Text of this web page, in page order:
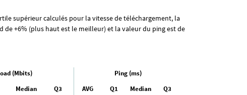
supérieur calculés pour la vitesse de téléchargement, la
de +6% (plus haut est le meilleur) et la valeur du ping est de
(Mbits)
Ping (ms)
Median Q3 AVG Q1 Median
Q3